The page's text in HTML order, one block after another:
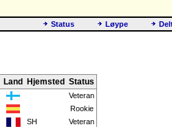
Status
Løype
Land Hjemsted Status
Veteran
Rookie
SH
Veteran